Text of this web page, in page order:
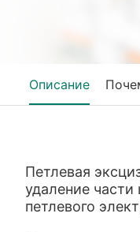
Описание
Петлевая
удаление
петлевого